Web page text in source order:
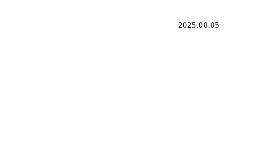
2025.08.05